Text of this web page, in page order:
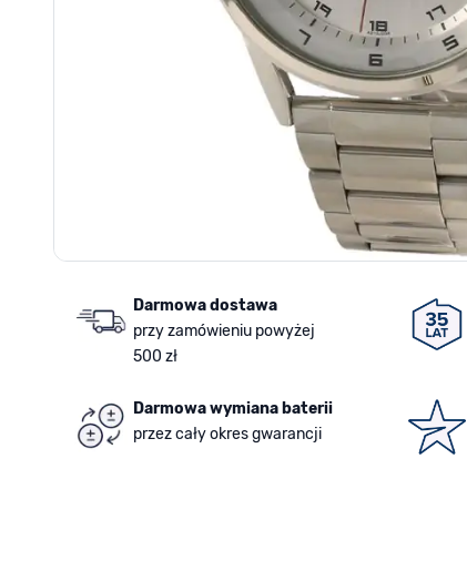
Darmowa dostawa
przy zamówieniu powyżej
500 zł
Darmowa wymiana baterii
przez cały okres gwarancji